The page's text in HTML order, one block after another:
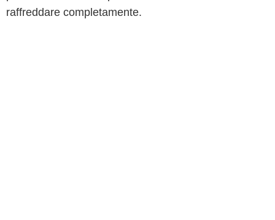
raffreddare completamente.